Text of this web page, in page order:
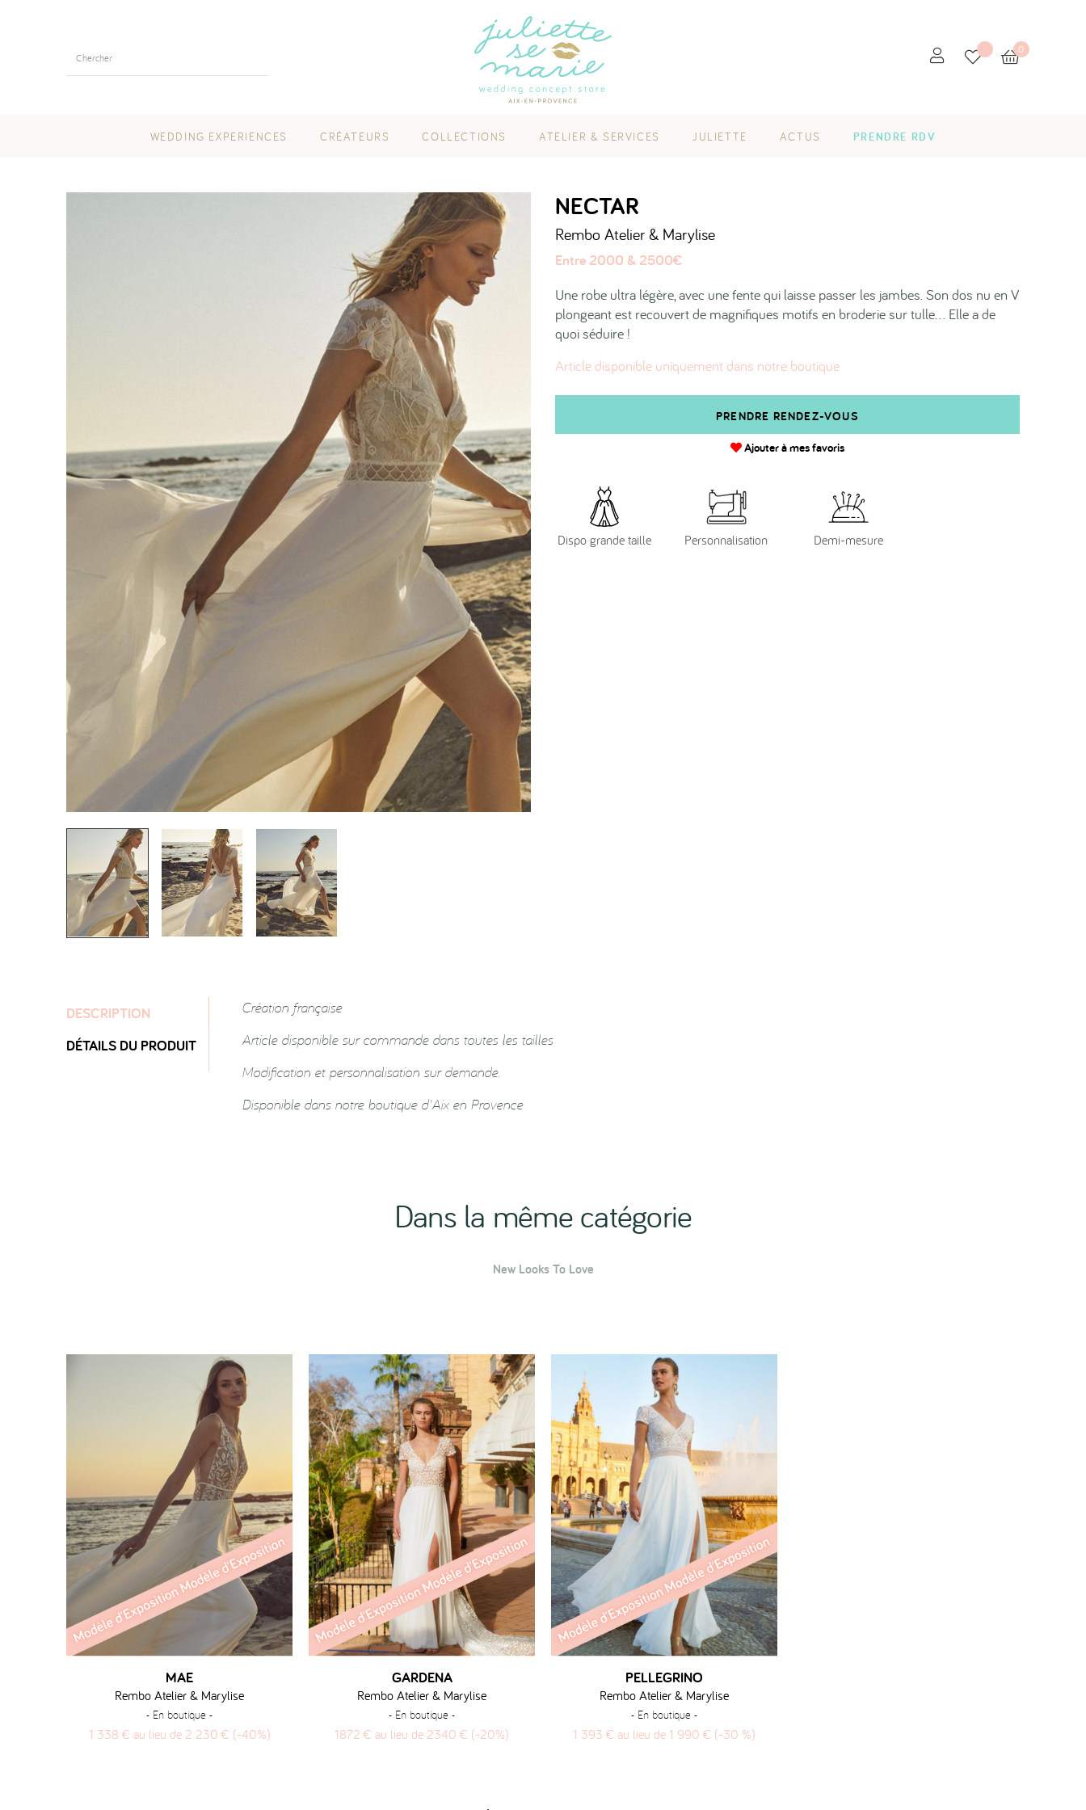
0
WEDDING EXPERIENCES CRÉATEURS COLLECTIONS ATELIER & SERVICES JULIETTE ACTUS PRENDRE RDV
NECTAR
Rembo Atelier & Marylise
Entre 2000 & 2500€
Une robe ultra légère, avec une fente qui laisse passer les jambes. Son dos nu en V
plongeant est recouvert de magnifiques motifs en broderie sur tulle... Elle a de
quoi séduire !
Article disponible uniquement dans notre boutique
PRENDRE RENDEZ-VOUS
Ajouter à mes favoris
Dispo grande taille Personnalisation Demi-mesure
DESCRIPTION
DÉTAILS DU PRODUIT
Création française
Article disponible sur commande dans toutes les tailles
Modification et personnalisation sur demande.
Disponible dans notre boutique d'Aix en Provence
Dans la même catégorie
New Looks To Love
MAE
Rembo Atelier & Marylise
- En boutique -
1 338 € au lieu de 2 230 € (-40%)
GARDENA
Rembo Atelier & Marylise
- En boutique -
1872 € au lieu de 2340 € (-20%)
PELLEGRINO
Rembo Atelier & Marylise
- En boutique -
1 393 € au lieu de 1 990 € (-30 %)